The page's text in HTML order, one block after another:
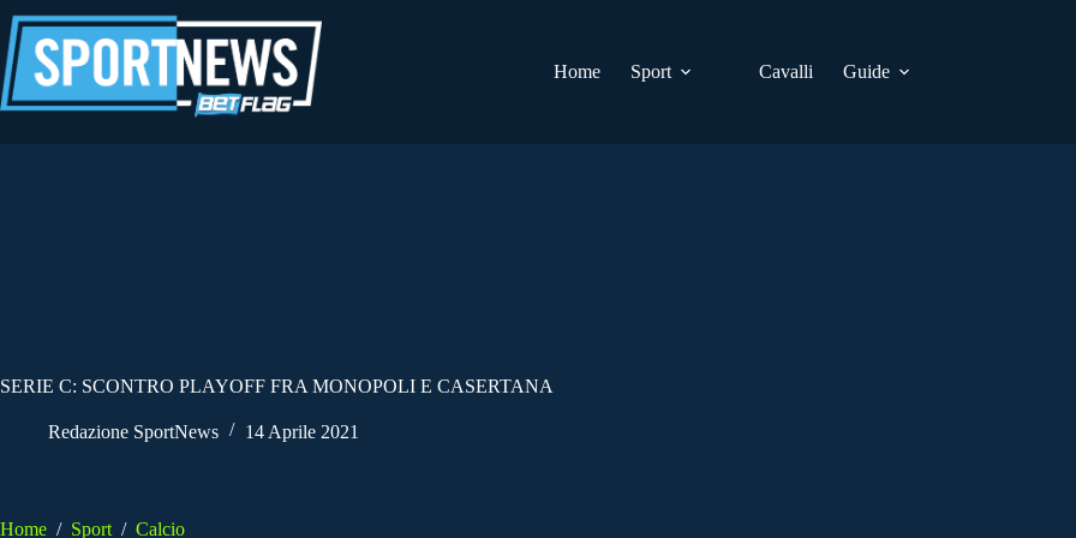
al
contenuto
Home
Sport Cavalli Guide
SERIE C: SCONTRO PLAYOFF FRA MONOPOLI E CASERTANA
Redazione SportNews 14 Aprile 2021
Home / Sport / Calcio